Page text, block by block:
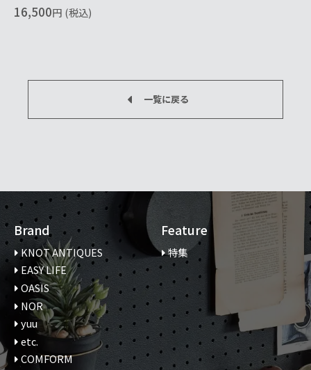
16,500円 (税込)
一覧に戻る
Brand
KNOT ANTIQUES
EASY LIFE
OASIS
NOR
yuu
etc.
COMFORM
Feature
特集